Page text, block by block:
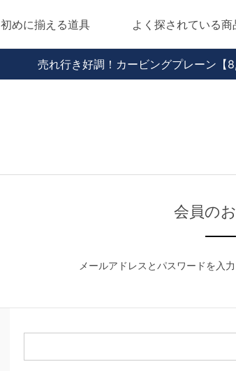
初めに揃える道具 よく探されている商
売れ行き好調！カービングプレーン 【
会員の
メールアドレスとパスワードを入